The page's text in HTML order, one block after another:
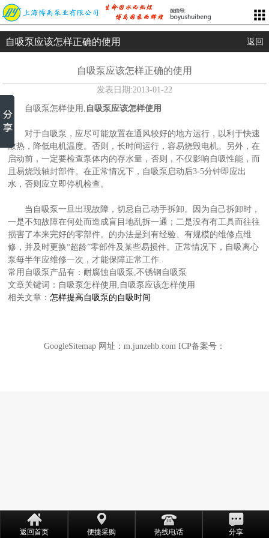
自吸泵应该怎样正确的使用 返回
自吸泵应该怎样正确的使用
发表日期:2013-01-22
自吸泵怎样使用, 自吸泵应该怎样使用
对于自吸泵，应尽可能放置在通风较好的地方运行，以利于快速
散热，降低电机温度。否则，长时间运行，容易烧毁电机。另外，在
启动前，一定要检查泵体内的存水量，否则，不仅影响自吸性能，而
且易烧毁轴封部件。在正常情况下，自吸泵启动后3-5分钟即应出
水，否则应立即停机检查。
当 自吸泵一旦出现故障，切忌自己动手拆卸。因为自己拆卸时，
一是不知故障在何处而造成盲目地乱拆一通；二是没有有工具而往往
损害了本来完好的零部件。的办法是到有经验、有规模的维修点维
修，并及时更换“超龄”零部件及某些易损件。正常情况下， 自吸离心
泵每半年应维修一次，才能保障正常工作.
常用自吸泵产品有： 耐腐蚀自吸泵 ,不锈钢自吸泵
文章关键词：自吸泵怎样使用,自吸泵应该怎样使用
相关文章：怎样提高自吸泵的自吸时间
GoogleSitemap 网址： m.junzehb.com ICP备案号：
返回首页 便捷采购 热线电话 分享